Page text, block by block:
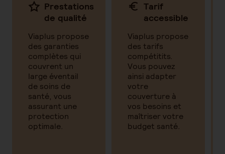
Prestations
de qualité
Viaplus propose
des garanties
complètes qui
couvrent un
large éventail
de soins de
santé, vous
assurant une
protection
optimale.
Tarif
accessible
Viaplus propose
des tarifs
compétitits.
Vous pouvez
ainsi adapter
votre
couverture à
vos besoins et
maîtriser votre
budget santé.